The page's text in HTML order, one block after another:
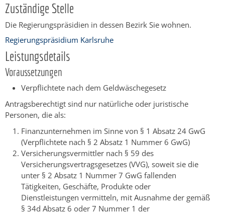
Zuständige Stelle
Die Regierungspräsidien in dessen Bezirk Sie wohnen.
Regierungspräsidium Karlsruhe
Leistungsdetails
Voraussetzungen
Verpflichtete nach dem Geldwäschegesetz
Antragsberechtigt sind nur natürliche oder juristische
Personen, die als:
Finanzunternehmen im Sinne von § 1 Absatz 24 GwG
(Verpflichtete nach § 2 Absatz 1 Nummer 6 GwG)
Versicherungsvermittler nach § 59 des
Versicherungsvertragsgesetzes (VVG), soweit sie die
unter § 2 Absatz 1 Nummer 7 GwG fallenden
Tätigkeiten, Geschäfte, Produkte oder
Dienstleistungen vermitteln, mit Ausnahme der gemäß
§ 34d Absatz 6 oder 7 Nummer 1 der